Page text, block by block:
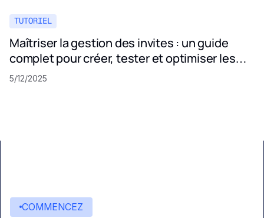
TUTORIEL
Maîtriser la gestion des invites : un guide
complet pour créer, tester et optimiser les
invites LLM
5/12/2025
COMMENCEZ